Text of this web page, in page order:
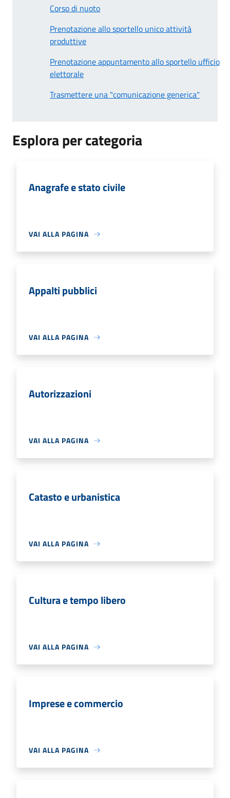
Corso di nuoto
Prenotazione allo sportello unico attività
produttive
Prenotazione appuntamento allo sportello ufficio
elettorale
Trasmettere una "comunicazione generica"
Esplora per categoria
Anagrafe e stato civile
VAI ALLA PAGINA
Appalti pubblici
VAI ALLA PAGINA
Autorizzazioni
VAI ALLA PAGINA
Catasto e urbanistica
VAI ALLA PAGINA
Cultura e tempo libero
VAI ALLA PAGINA
Imprese e commercio
VAI ALLA PAGINA